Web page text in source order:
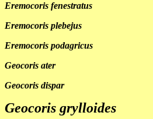
Eremocoris fenestratus
Eremocoris plebejus
Eremocoris podagricus
Geocoris ater
Geocoris dispar
Geocoris grylloides